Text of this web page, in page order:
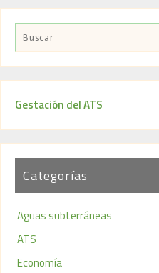
Gestación del ATS
Categorías
Aguas subterráneas
ATS
Economía